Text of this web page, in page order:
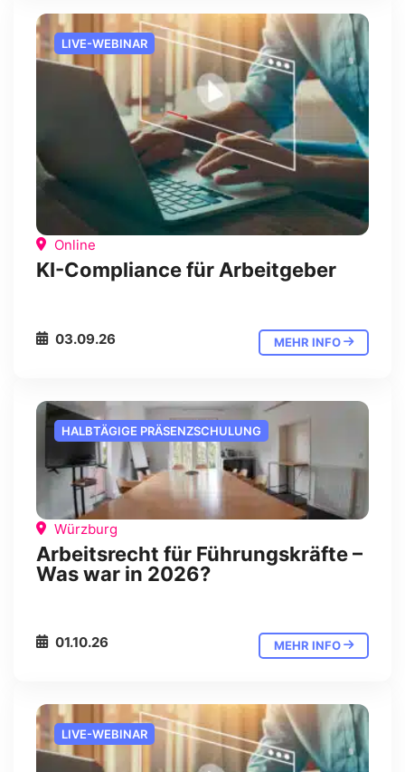
LIVE-WEBINAR
Online
KI-Compliance für Arbeitgeber
03.09.26 MEHR INFO
HALBTÄGIGE PRÄSENZSCHULUNG
Würzburg
Arbeitsrecht für Führungskräfte –
Was war in 2026?
01.10.26 MEHR INFO
LIVE-WEBINAR